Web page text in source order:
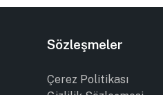
Sözleşmeler
Çerez Politikası